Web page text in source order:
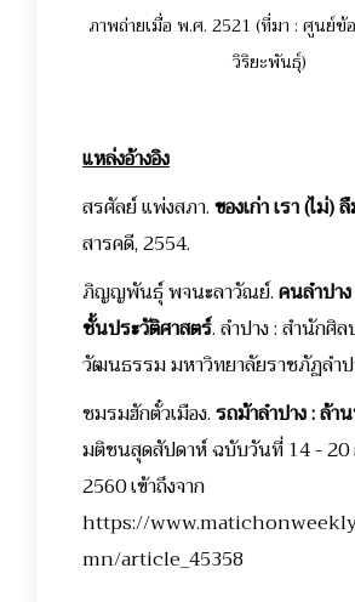
ภาพถ่ายเมื่อ พ.ศ. 2521 (ที่มา : ศูนย์ข้
วิริยะพันธุ์)
แหล่งอ้างอิง
สรศัลย์ แพ่งสภา.ของเก่า เรา (ไม่)
สารคดี, 2554.
ภิญญพันธุ์ พจนะลาวัณย์.คนลำปา
ชั้นประวัติศาสตร์. ลำปาง : สำนักศิล
วัฒนธรรม มหาวิทยาลัยราชภัฏลำป
ชมรมฮักตั๋วเมือง.รถม้าลำปาง : ล้า
มติชนสุดสัปดาห์ ฉบับวันที่ 14 - 20
2560 เข้าถึงจาก
https://
mn/article_45358